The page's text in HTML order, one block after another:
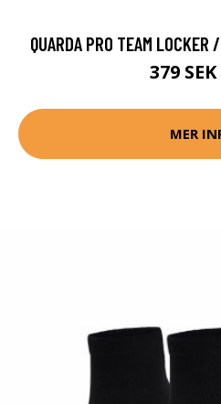
QUARDA PRO TEAM
379 SEK
MER